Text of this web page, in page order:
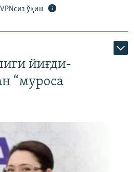
VPNсиз ўқиш
йиғди-
“муроса